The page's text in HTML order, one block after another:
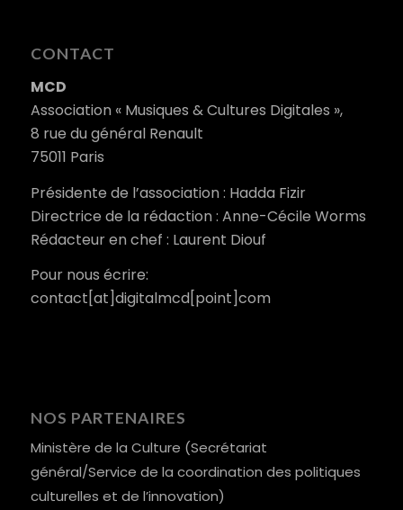
CONTACT
MCD
Association « Musiques & Cultures Digitales »,
8 rue du général Renault
75011 Paris
Présidente de l’association : Hadda Fizir
Directrice de la rédaction : Anne-Cécile Worms
Rédacteur en chef : Laurent Diouf
Pour nous écrire:
contact[at]digitalmcd[point]com
NOS PARTENAIRES
Ministère de la Culture (Secrétariat
général/Service de la coordination des politiques
culturelles et de l’innovation)